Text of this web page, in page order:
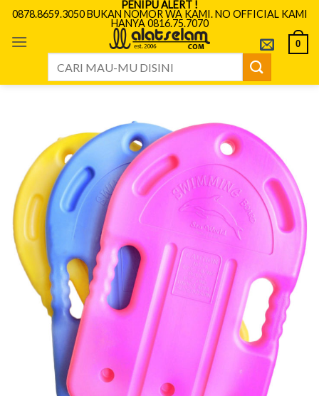
Skip
content
PENIPU ALERT !
0878.8659.3050 BUKAN NOMOR WA KAMI. NO OFFICIAL KAMI
HANYA 0816.75.7070
0